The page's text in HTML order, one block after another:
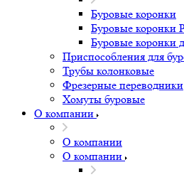
Буровые коронки
Буровые коронки
Буровые коронки
Приспособления для
Трубы колонковые
Фрезерные переводники
Хомуты буровые
О компании
О компании
О компании